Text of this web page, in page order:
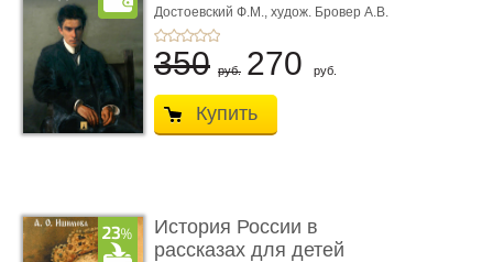
книгой»)
Достоевский Ф.М., худож. Бровер А.В.
350 руб. 270 руб.
Купить
История России в
рассказах для детей